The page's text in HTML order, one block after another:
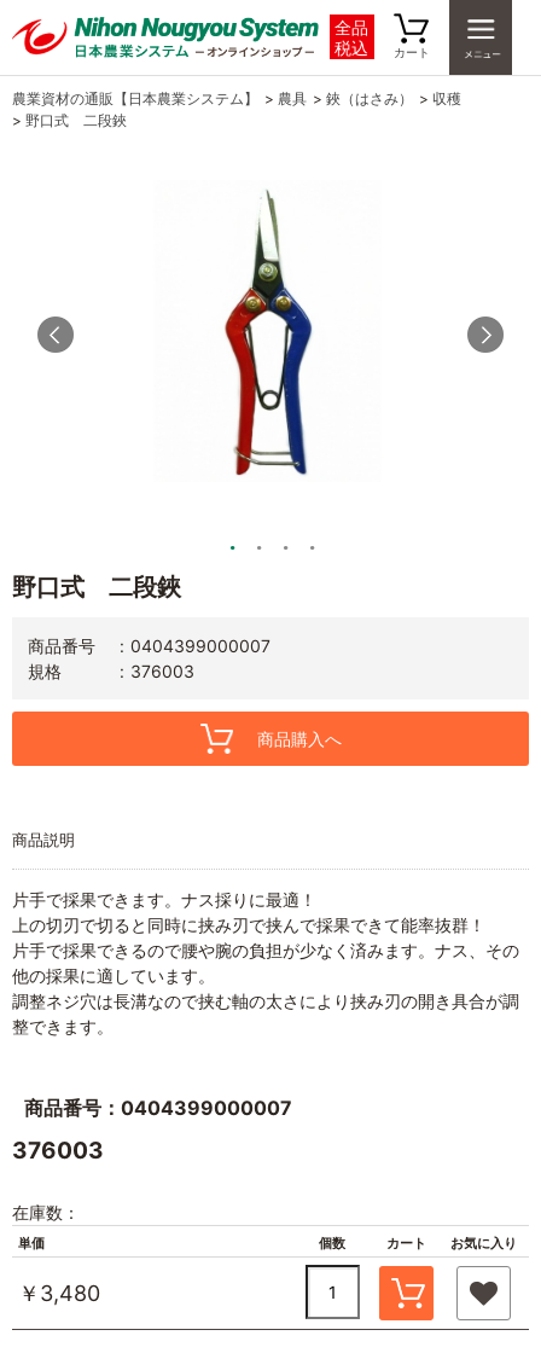
全品
税込
カート
農業資材の通販【日本農業システム】 > 農具 > 鋏（はさみ） > 収穫
> 野口式 二段鋏
野口式 二段鋏
商品番号
0404399000007
規格
376003
商品購入へ
商品説明
片手で採果できます。ナス採りに最適！
上の切刃で切ると同時に挟み刃で挟んで採果できて能率抜群！
片手で採果できるので腰や腕の負担が少なく済みます。ナス、その
他の採果に適しています。
調整ネジ穴は長溝なので挟む軸の太さにより挟み刃の開き具合が調
整できます。
商品番号：0404399000007
376003
在庫数：
単価 個数 カート お気に入り
￥3,480